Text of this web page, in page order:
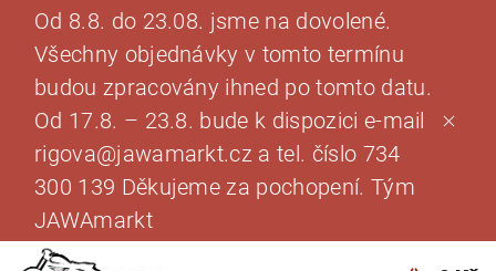
Od 8.8. do 23.08. jsme na dovolené.
Všechny objednávky v tomto termínu
budou zpracovány ihned po tomto datu.
Od 17.8. – 23.8. bude k dispozici e-mail
rigova@jawamarkt.cz a tel. číslo 734
300 139 Děkujeme za pochopení. Tým
JAWAmarkt